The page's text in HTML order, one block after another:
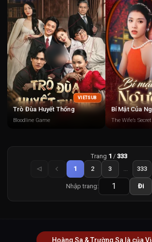
VIETSUB
Trò Đùa Huyết Thống
Bloodline Game
Bí Mật Của
The Wife’s Secret
Trang 1 / 333
1
2 3 ... 333
Nhập trang: Đi
Hoàng Sa & Trường Sa là của